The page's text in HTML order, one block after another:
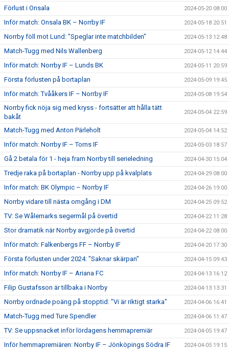
Förlust i Onsala 2024-05-20 08:00
Inför match: Onsala BK – Norrby IF 2024-05-18 20:51
Norrby föll mot Lund: "Speglar inte matchbilden" 2024-05-13 12:48
Match-Tugg med Nils Wallenberg 2024-05-12 14:44
Inför match: Norrby IF – Lunds BK 2024-05-11 20:59
Första förlusten på bortaplan 2024-05-09 19:45
Inför match: Tvååkers IF – Norrby IF 2024-05-08 19:54
Norrby fick nöja sig med kryss - fortsätter att hålla tätt
bakåt
2024-05-04 22:59
Match-Tugg med Anton Pärleholt 2024-05-04 14:52
Inför match: Norrby IF – Torns IF 2024-05-03 18:57
Gå 2 betala för 1 - heja fram Norrby till serieledning 2024-04-30 15:04
Tredje raka på bortaplan - Norrby upp på kvalplats 2024-04-29 08:00
Inför match: BK Olympic – Norrby IF 2024-04-26 19:00
Norrby vidare till nästa omgång i DM 2024-04-25 09:52
TV: Se Wålemarks segermål på övertid 2024-04-22 11:28
Stor dramatik när Norrby avgjorde på övertid 2024-04-22 08:00
Inför match: Falkenbergs FF – Norrby IF 2024-04-20 17:30
Första förlusten under 2024: "Saknar skärpan" 2024-04-15 09:43
Inför match: Norrby IF – Ariana FC 2024-04-13 16:12
Filip Gustafsson är tillbaka i Norrby 2024-04-13 13:31
Norrby ordnade poäng på stopptid: "Vi är riktigt starka" 2024-04-06 16:41
Match-Tugg med Ture Spendler 2024-04-06 11:47
TV: Se uppsnacket inför lördagens hemmapremiär 2024-04-05 19:47
Inför hemmapremiären: Norrby IF – Jönköpings Södra IF 2024-04-05 19:15